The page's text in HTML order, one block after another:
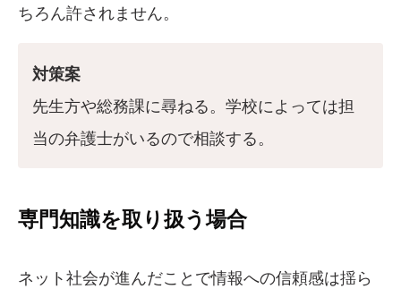
ちろん許されません。
対策案
先生方や総務課に尋ねる。学校によっては担
当の弁護士がいるので相談する。
専門知識を取り扱う場合
ネット社会が進んだことで情報への信頼感は揺ら